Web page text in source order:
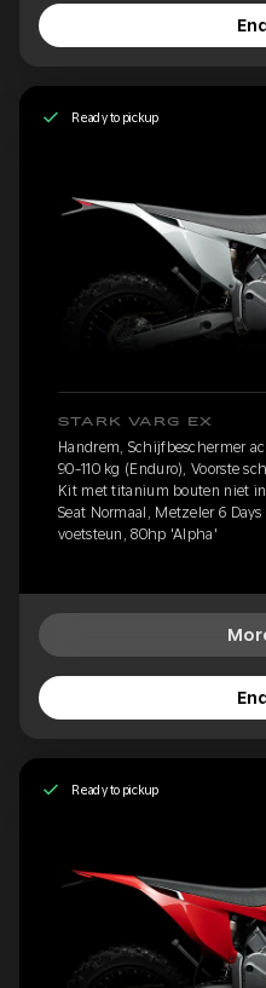
Ready to pickup
STARK VARG EX
Handrem, Schijfbeschermer
90-110 kg (Enduro), Voorste
Kit met titanium bouten niet
Seat Normaal, Metzeler 6
voetsteun, 80hp 'Alpha'
Ready to pickup